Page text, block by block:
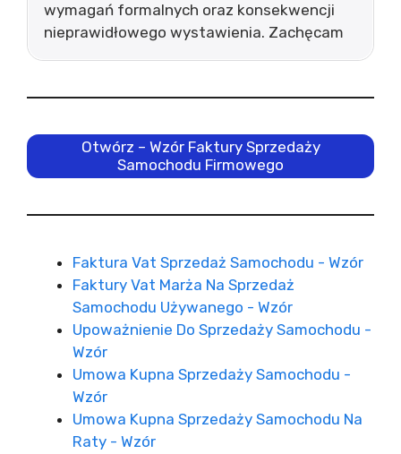
wymagań formalnych oraz konsekwencji
nieprawidłowego wystawienia. Zachęcam
Otwórz – Wzór Faktury Sprzedaży
Samochodu Firmowego
Faktura Vat Sprzedaż Samochodu - Wzór
Faktury Vat Marża Na Sprzedaż
Samochodu Używanego - Wzór
Upoważnienie Do Sprzedaży Samochodu -
Wzór
Umowa Kupna Sprzedaży Samochodu -
Wzór
Umowa Kupna Sprzedaży Samochodu Na
Raty - Wzór